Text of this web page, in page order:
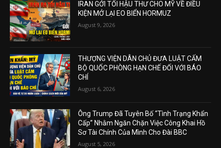
IRAN GỞI TỐI HẬU THƯ CHO MỸ VỀ ĐIỀU
KIỆN MỞ LẠI EO BIỂN HORMUZ
August 9, 2026
THƯỢNG VIỆN DÂN CHỦ ĐƯA LUẬT CẤM
BỘ QUỐC PHÒNG HẠN CHẾ ĐỐI VỚI BÁO
CHÍ
August 6, 2026
Ông Trump Đã Tuyên Bố “Tình Trạng Khẩn
Cấp” Nhằm Ngăn Chặn Việc Công Khai Hồ
Sơ Tài Chính Của Mình Cho Đài BBC
August 5, 2026